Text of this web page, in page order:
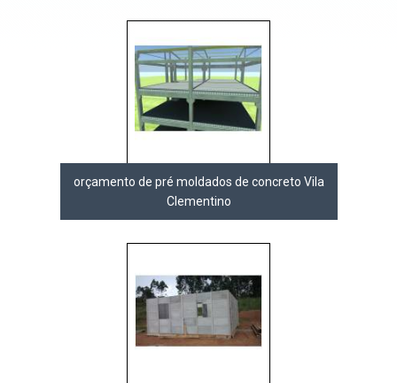
orçamento de pré moldados de concreto Vila
Clementino